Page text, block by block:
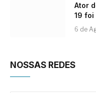
Ator
19 foi
6 de
NOSSAS REDES